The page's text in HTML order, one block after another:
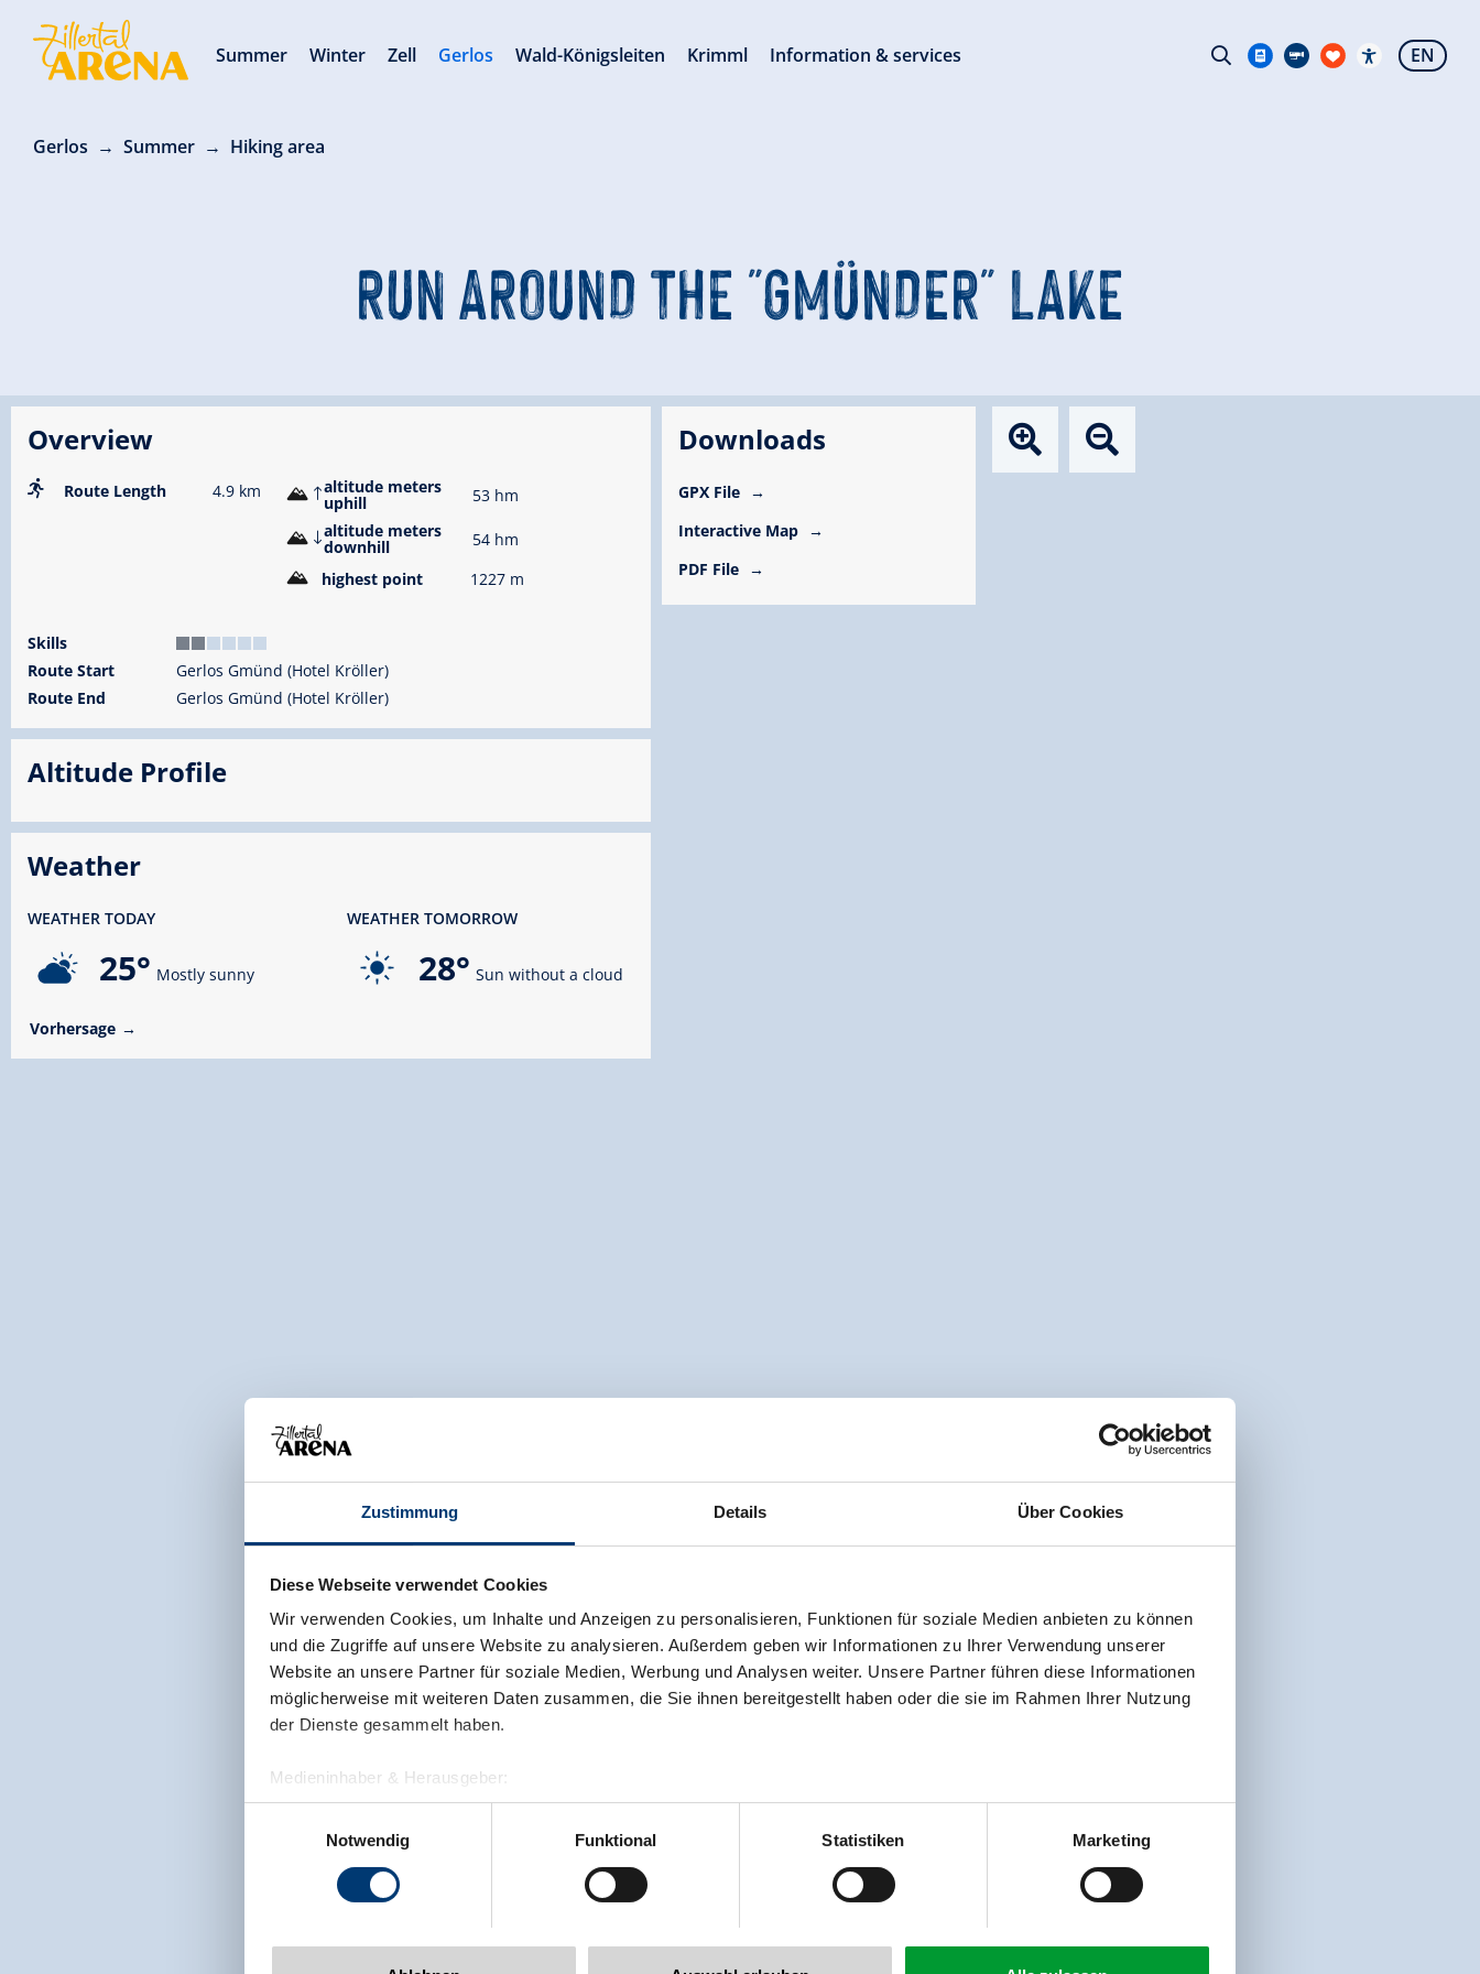
Zustimmung Details Über Cookies
Diese Webseite verwendet Cookies
Wir verwenden Cookies, um Inhalte und Anzeigen zu personalisieren, Funktionen für soziale Medien anbieten zu können
und die Zugriffe auf unsere Website zu analysieren. Außerdem geben wir Informationen zu Ihrer Verwendung unserer
Website an unsere Partner für soziale Medien, Werbung und Analysen weiter. Unsere Partner führen diese Informationen
möglicherweise mit weiteren Daten zusammen, die Sie ihnen bereitgestellt haben oder die sie im Rahmen Ihrer Nutzung
der Dienste gesammelt haben.
Medieninhaber & Herausgeber:
Zeller Bergbahnen Zillertal GmbH & Co KG
Rohr 23// A-6280 Zell am Ziller
www.zillertalarena.com
Notwendig
Funktional Statistiken Marketing
Gerlos Summer Hiking area
RUN AROUND THE "GMÜNDER" LAKE
Overview
Route Length 4.9 km altitude meters
uphill
53 hm
altitude meters
downhill
54 hm
highest point
1227 m
Skills
Route Start
Gerlos Gmünd (Hotel Kröller)
Route End
Gerlos Gmünd (Hotel Kröller)
Altitude Profile
Weather
WEATHER TODAY
25° Mostly sunny
WEATHER TOMORROW
28° Sun without a cloud
Vorhersage
Downloads
GPX File
Interactive Map
PDF File
Summer Winter Zell Gerlos Wald-Königsleiten Krimml Information & services EN